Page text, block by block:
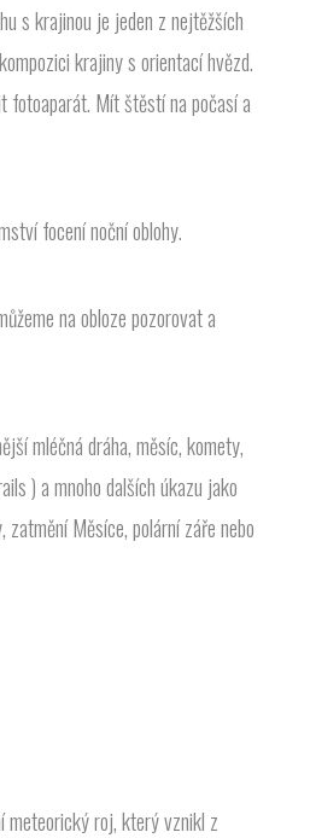
s krajinou je jeden z nejtěžších
krajiny s orientací hvězd.
fotoaparát. Mít štěstí na počasí a
focení noční oblohy.
na obloze pozorovat a
mléčná dráha, měsíc, komety,
) a mnoho dalších úkazu jako
zatmění Měsíce, polární záře nebo
meteorický roj, který vznikl z